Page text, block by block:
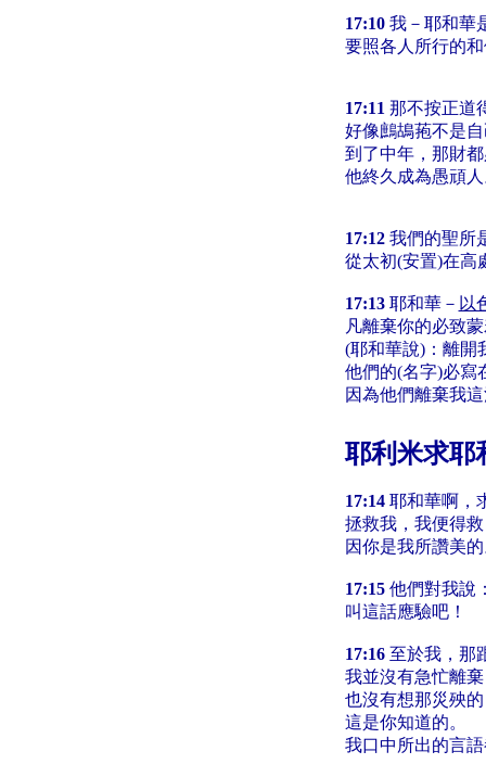
17:10 我－耶和華
要照各人所行的
17:11 那不按正道
好像鷓鴣菢不是
到了中年，那財
他終久成為愚頑
17:12 我們的聖所
從太初(安置)在高
17:13 耶和華－ 以
凡離棄你的必致
(耶和華說)：離開
他們的(名字)必寫
因為他們離棄我
耶利米求耶
17:14 耶和華啊，
拯救我，我便得
因你是我所讚美
17:15 他們對我說
叫這話應驗吧！
17:16 至於我，那
我並沒有急忙離
也沒有想那災殃
這是你知道的。
我口中所出的言